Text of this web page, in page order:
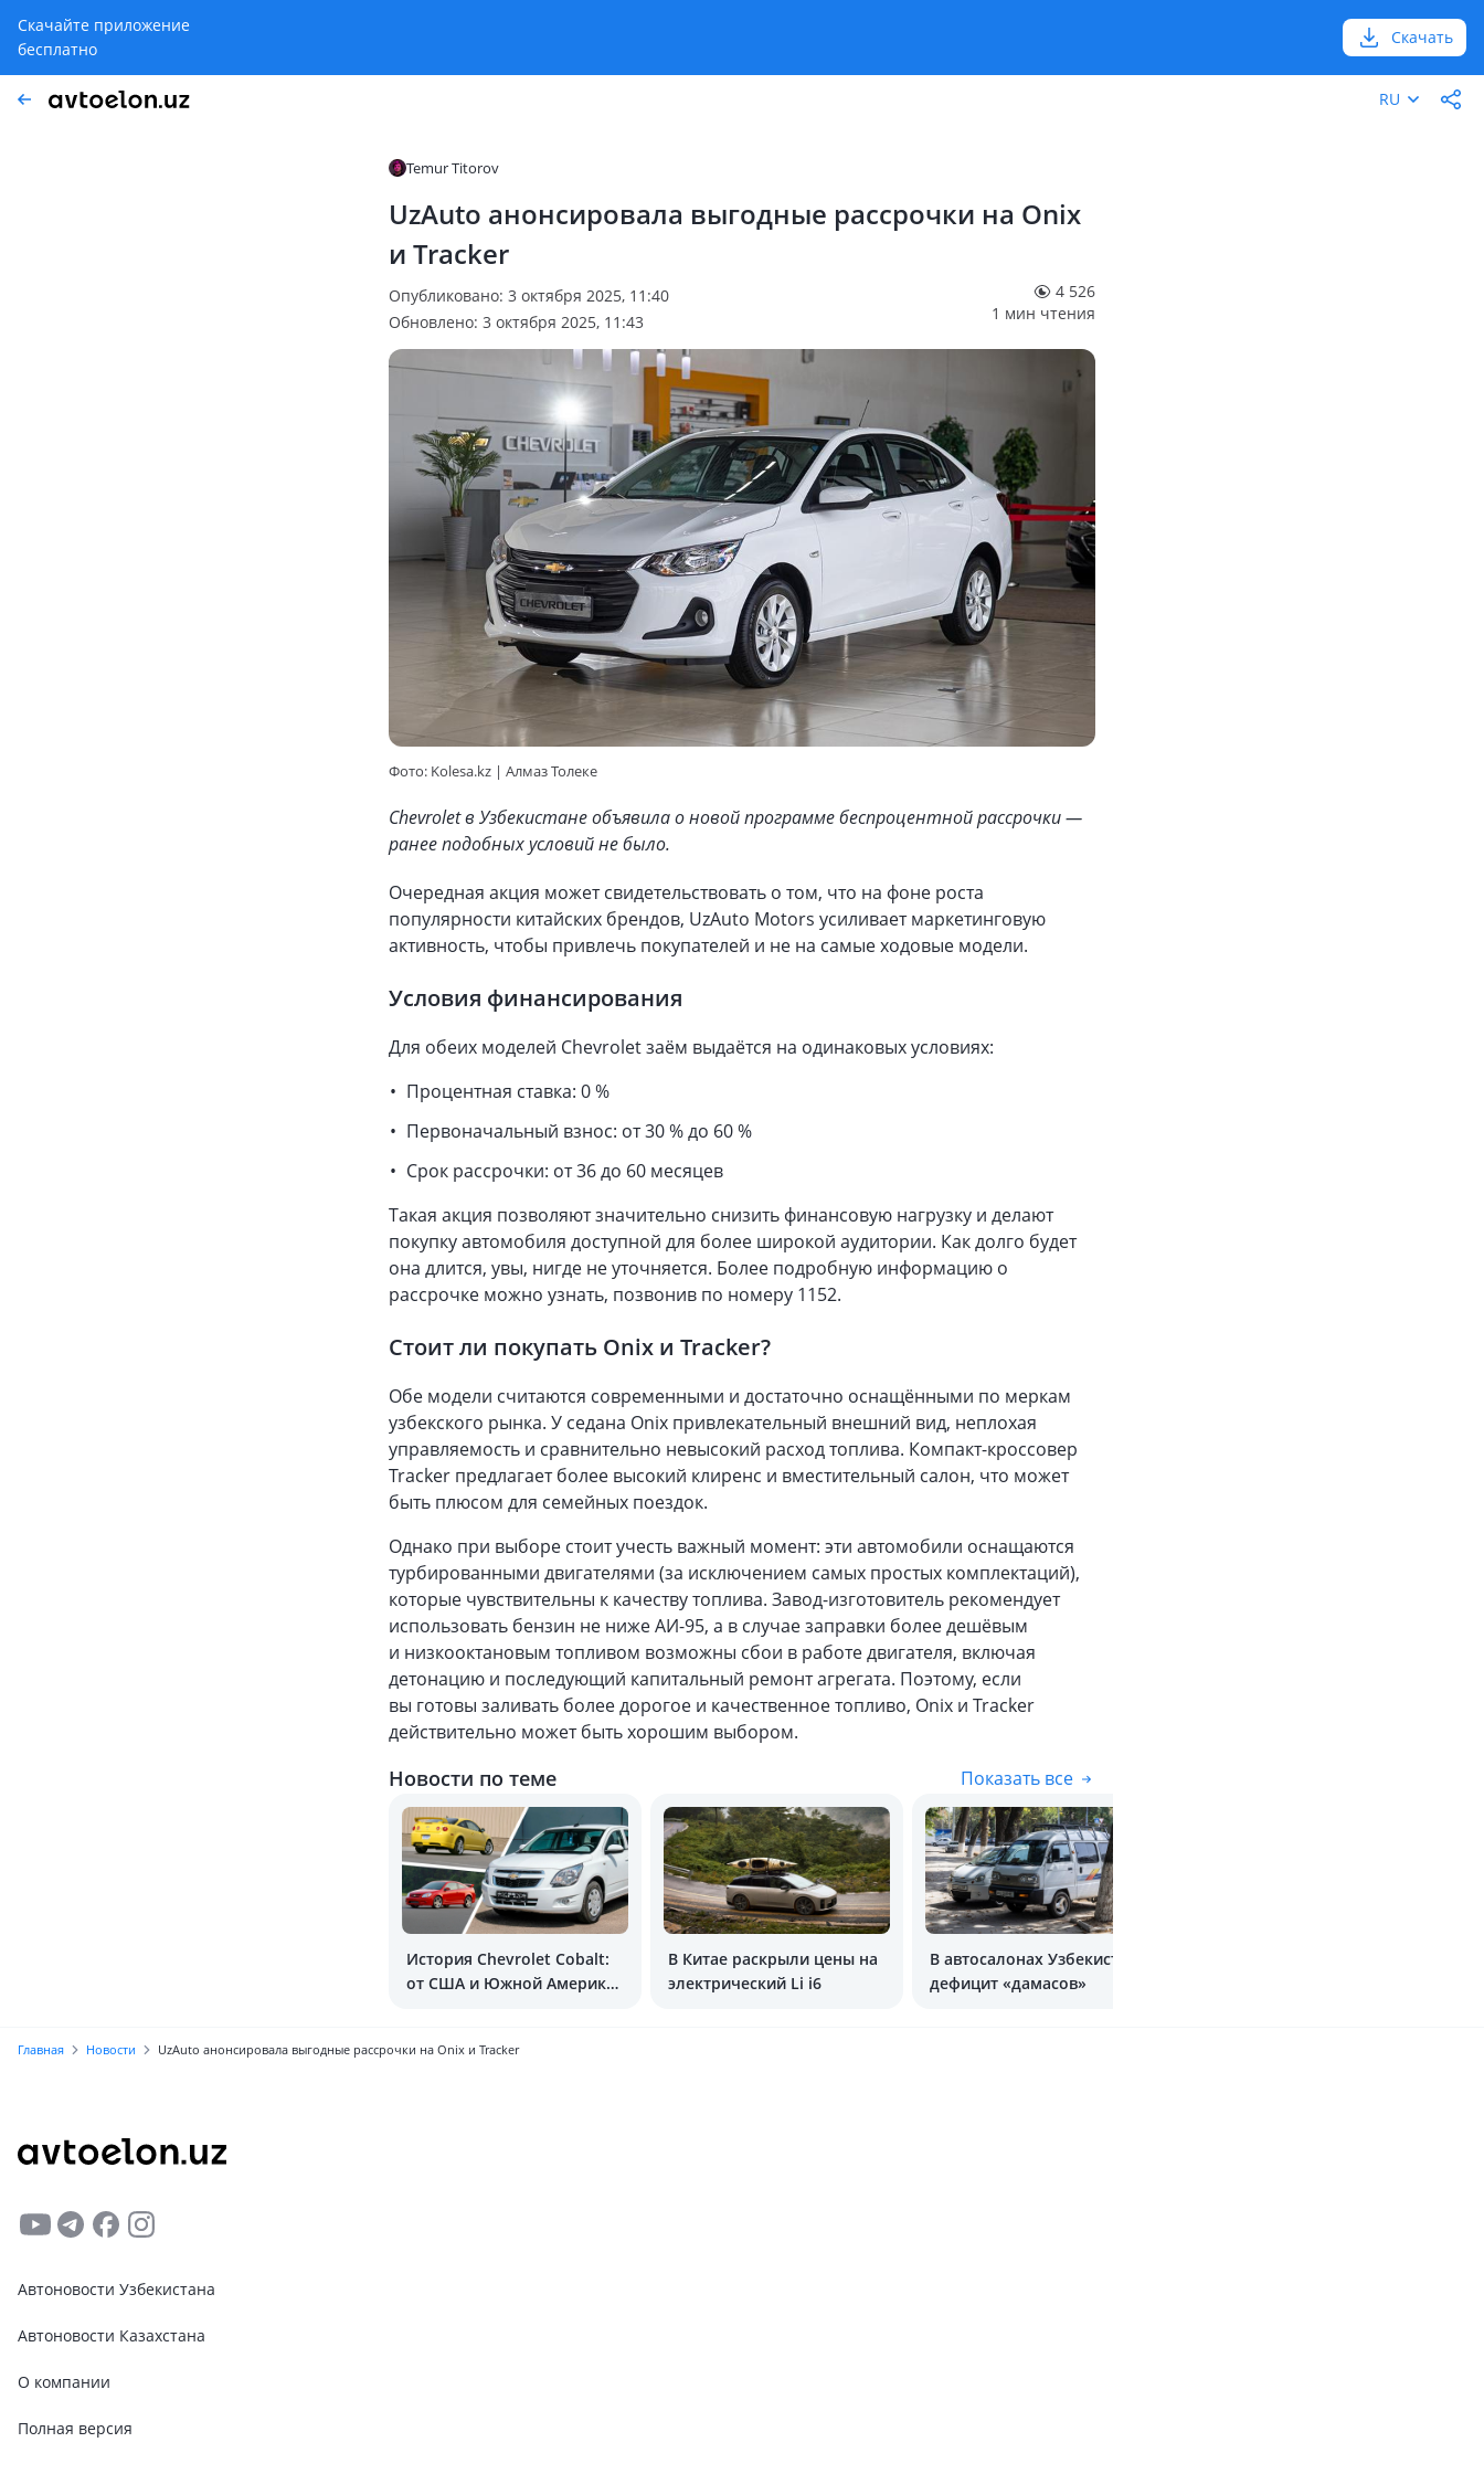
Скачайте приложение
бесплатно
Скачать
RU
Temur Titorov
UzAuto анонсировала выгодные рассрочки на Onix
и Tracker
Опубликовано: 3 октября 2025, 11:40
Обновлено: 3 октября 2025, 11:43
4 526
1 мин чтения
Фото: Kolesa.kz | Алмаз Толеке
Chevrolet в Узбекистане объявила о новой программе беспроцентной рассрочки —
ранее подобных условий не было.
Очередная акция может свидетельствовать о том, что на фоне роста
популярности китайских брендов, UzAuto Motors усиливает маркетинговую
активность, чтобы привлечь покупателей и не на самые ходовые модели.
Условия финансирования
Для обеих моделей Chevrolet заём выдаётся на одинаковых условиях:
Процентная ставка: 0 %
Первоначальный взнос: от 30 % до 60 %
Срок рассрочки: от 36 до 60 месяцев
Такая акция позволяют значительно снизить финансовую нагрузку и делают
покупку автомобиля доступной для более широкой аудитории. Как долго будет
она длится, увы, нигде не уточняется. Более подробную информацию о
рассрочке можно узнать, позвонив по номеру 1152.
Стоит ли покупать Onix и Tracker?
Обе модели считаются современными и достаточно оснащёнными по меркам
узбекского рынка. У седана Onix привлекательный внешний вид, неплохая
управляемость и сравнительно невысокий расход топлива. Компакт-кроссовер
Tracker предлагает более высокий клиренс и вместительный салон, что может
быть плюсом для семейных поездок.
Однако при выборе стоит учесть важный момент: эти автомобили оснащаются
турбированными двигателями (за исключением самых простых комплектаций),
которые чувствительны к качеству топлива. Завод-изготовитель рекомендует
использовать бензин не ниже АИ-95, а в случае заправки более дешёвым
и низкооктановым топливом возможны сбои в работе двигателя, включая
детонацию и последующий капитальный ремонт агрегата. Поэтому, если
вы готовы заливать более дорогое и качественное топливо, Onix и Tracker
действительно может быть хорошим выбором.
Новости по теме Показать все
История Chevrolet Cobalt:
от США и Южной Америки
В Китае раскрыли цены на
электрический Li i6
В автосалонах Узбекистана
дефицит «дамасов»
Главная Новости UzAuto анонсировала выгодные рассрочки на Onix и Tracker
Автоновости Узбекистана
Автоновости Казахстана
О компании
Полная версия